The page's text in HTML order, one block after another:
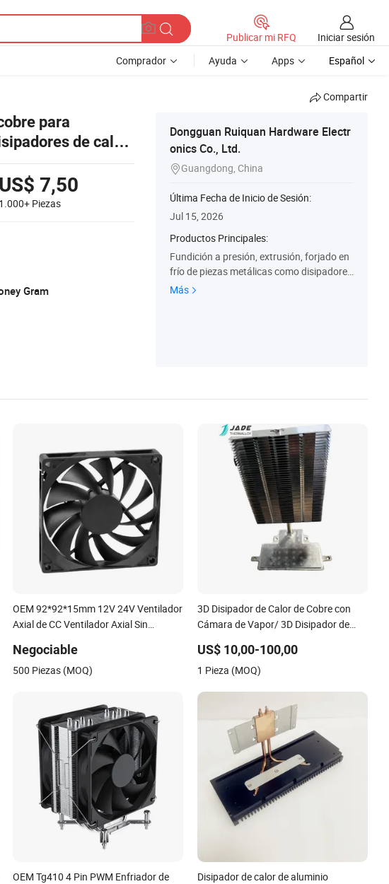
Publicar mi RFQ
Iniciar sesión
Comprador Ayuda Apps Español
Compartir
para
de calor,
calor, aleta de
US$ 7,50
1.000+ Piezas
Gram
Dongguan Ruiquan Hardware Electr
onics Co., Ltd.
Guangdong, China
Última Fecha de Inicio de Sesión:
Jul 15, 2026
Productos Principales:
Fundición a presión, extrusión, forjado en
frío de piezas metálicas como disipadores
de calor, carcasas y recintos, radiadores d
Más
OEM 92*92*15mm 12V 24V Ventilador
Axial de CC Ventilador Axial Sin
Negociable
500 Piezas (MOQ)
3D Disipador de Calor de Cobre con
Cámara de Vapor/ 3D Disipador de
Cobre
US$ 10,00-100,00
1 Pieza (MOQ)
OEM Tg410 4 Pin PWM Enfriador de
Disipador de calor de aluminio